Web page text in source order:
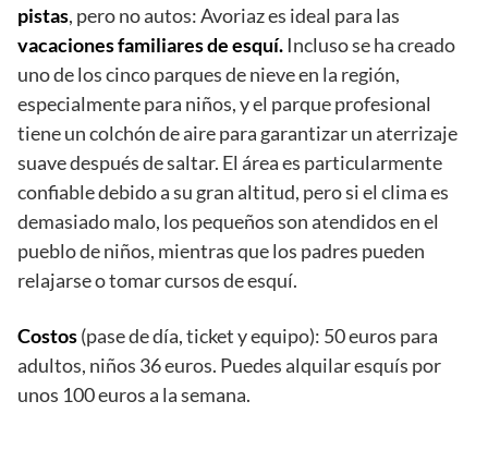
pistas, pero no autos: Avoriaz es ideal para las
vacaciones familiares de esquí. Incluso se ha creado
uno de los cinco parques de nieve en la región,
especialmente para niños, y el parque profesional
tiene un colchón de aire para garantizar un aterrizaje
suave después de saltar. El área es particularmente
confiable debido a su gran altitud, pero si el clima es
demasiado malo, los pequeños son atendidos en el
pueblo de niños, mientras que los padres pueden
relajarse o tomar cursos de esquí.
Costos(pase de día, ticket y equipo): 50 euros para
adultos, niños 36 euros. Puedes alquilar esquís por
unos 100 euros a la semana.